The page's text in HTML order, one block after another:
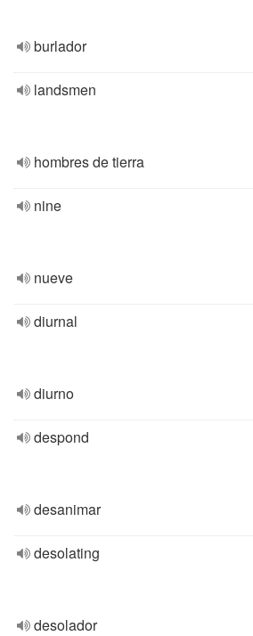
burlador
landsmen
hombres de tierra
nine
nueve
diurnal
diurno
despond
desanimar
desolating
desolador